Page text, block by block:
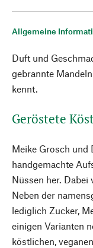
Allgemeine
Duft und
gebrannte
kennt.
Geröstete
Meike Grosch und
handgemachte
Nüssen her. Dabei
Neben der
lediglich Zucker,
einigen Varianten
köstlichen,